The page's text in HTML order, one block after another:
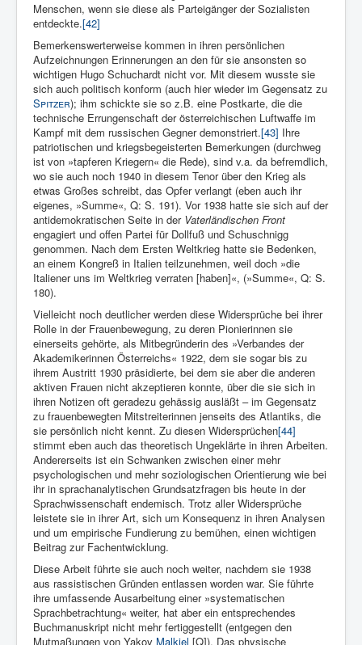
Menschen, wenn sie diese als Parteigänger der Sozialisten
entdeckte.[42]
Bemerkenswerterweise kommen in ihren persönlichen
Aufzeichnungen Erinnerungen an den für sie ansonsten so
wichtigen Hugo Schuchardt nicht vor. Mit diesem wusste sie
sich auch politisch konform (auch hier wieder im Gegensatz zu
Spitzer); ihm schickte sie so z.B. eine Postkarte, die die
technische Errungenschaft der österreichischen Luftwaffe im
Kampf mit dem russischen Gegner demonstriert.[43] Ihre
patriotischen und kriegsbegeisterten Bemerkungen (durchweg
ist von »tapferen Kriegern« die Rede), sind v.a. da befremdlich,
wo sie auch noch 1940 in diesem Tenor über den Krieg als
etwas Großes schreibt, das Opfer verlangt (eben auch ihr
eigenes, »Summe«, Q: S. 191). Vor 1938 hatte sie sich auf der
antidemokratischen Seite in der Vaterländischen Front
engagiert und offen Partei für Dollfuß und Schuschnigg
genommen. Nach dem Ersten Weltkrieg hatte sie Bedenken,
an einem Kongreß in Italien teilzunehmen, weil doch »die
Italiener uns im Weltkrieg verraten [haben]«, (»Summe«, Q: S.
180).
Vielleicht noch deutlicher werden diese Widersprüche bei ihrer
Rolle in der Frauenbewegung, zu deren Pionierinnen sie
einerseits gehörte, als Mitbegründerin des »Verbandes der
Akademikerinnen Österreichs« 1922, dem sie sogar bis zu
ihrem Austritt 1930 präsidierte, bei dem sie aber die anderen
aktiven Frauen nicht akzeptieren konnte, über die sie sich in
ihren Notizen oft geradezu gehässig ausläßt – im Gegensatz
zu frauenbewegten Mitstreiterinnen jenseits des Atlantiks, die
sie persönlich nicht kennt. Zu diesen Widersprüchen[44]
stimmt eben auch das theoretisch Ungeklärte in ihren Arbeiten.
Andererseits ist ein Schwanken zwischen einer mehr
psychologischen und mehr soziologischen Orientierung wie bei
ihr in sprachanalytischen Grundsatzfragen bis heute in der
Sprachwissenschaft endemisch. Trotz aller Widersprüche
leistete sie in ihrer Art, sich um Konsequenz in ihren Analysen
und um empirische Fundierung zu bemühen, einen wichtigen
Beitrag zur Fachentwicklung.
Diese Arbeit führte sie auch noch weiter, nachdem sie 1938
aus rassistischen Gründen entlassen worden war. Sie führte
ihre umfassende Ausarbeitung einer »systematischen
Sprachbe­trachtung« weiter, hat aber ein entsprechendes
Buchmanuskript nicht mehr fertiggestellt (entgegen den
Mutmaßungen von Yakov Malkiel [Q]). Das physische